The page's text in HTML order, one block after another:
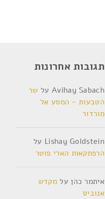
תגובות אחרונות
Avihay Sabach על שר
הטבעות - המסע אל
מורדור
Lishay Goldstein על
הרפתקאות הארי פוטר
איתמר כהן על מקדש
אנוביס